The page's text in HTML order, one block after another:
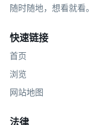
随时随地，想看就看。
快速链接
首页
浏览
网站地图
法律